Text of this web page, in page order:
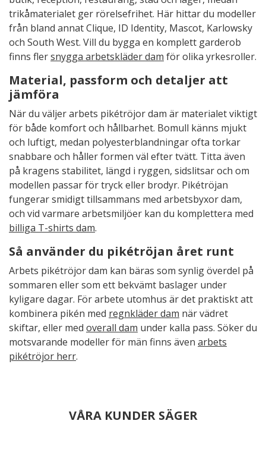
trikåmaterialet ger rörelsefrihet. Här hittar du modeller
från bland annat Clique, ID Identity, Mascot, Karlowsky
och South West. Vill du bygga en komplett garderob
finns flersnygga arbetskläder dam för olika yrkesroller.
Material, passform och detaljer att
jämföra
När du väljer arbets pikétröjor dam är materialet viktigt
för både komfort och hållbarhet. Bomull känns mjukt
och luftigt, medan polyesterblandningar ofta torkar
snabbare och håller formen väl efter tvätt. Titta även
på kragens stabilitet, längd i ryggen, sidslitsar och om
modellen passar för tryck eller brodyr. Pikétröjan
fungerar smidigt tillsammans med arbetsbyxor dam,
och vid varmare arbetsmiljöer kan du komplettera med
billiga T-shirts dam.
Så använder du pikétröjan året runt
Arbets pikétröjor dam kan bäras som synlig överdel på
sommaren eller som ett bekvämt baslager under
kyligare dagar. För arbete utomhus är det praktiskt att
kombinera pikén med regnkläder dam när vädret
skiftar, eller med overall dam under kalla pass. Söker du
motsvarande modeller för män finns även arbets
pikétröjor herr.
VÅRA KUNDER SÄGER